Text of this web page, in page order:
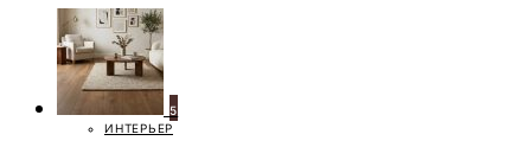
5
ИНТЕРЬЕР